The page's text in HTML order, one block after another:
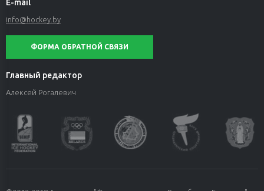
E-mail
info@hockey.by
ФОРМА ОБРАТНОЙ СВЯЗИ
Главный редактор
Алексей Рогалевич